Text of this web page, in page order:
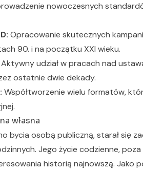
nowoczesnych
Opracowanie skutecznych
90. i na początku XXI wieku.
Aktywny udział w pracach nad
ostatnie dwie dekady.
Współtworzenie wielu formatów,
własna
bycia osobą publiczną, starał się
Jego życie codzienne,
historią najnowszą. Jako